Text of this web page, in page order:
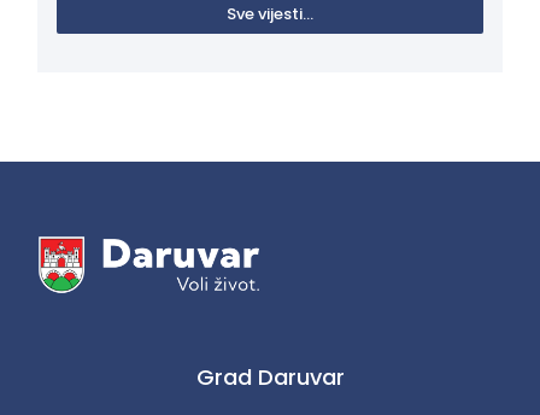
Sve vijesti...
Grad Daruvar